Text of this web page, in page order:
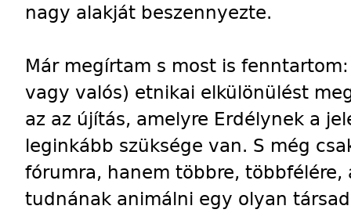
nagy alakját beszennyezte.
Már megírtam s most is
vagy valós) etnikai elkülönülést
az az újítás, amelyre Erdélynek a
leginkább szüksége van. S még
fórumra, hanem többre, többfélére,
tudnának animálni egy olyan